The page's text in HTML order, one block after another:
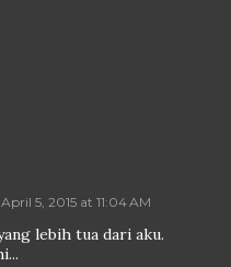
April 5, 2015 at 11:04 AM
lebih tua dari aku.